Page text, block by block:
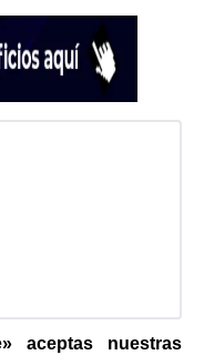
aceptas nuestras